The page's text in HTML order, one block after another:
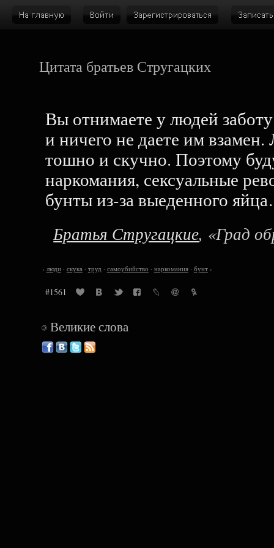
Цитата братьев Стругацких
Вы отнимаете у людей
и ничего не даете им
тошно и скучно. Поэтому
наркомания, сексуальные
бунты из-за выеденного
Братья Стругацкие, «Град
‹ люди· скука· труд · самоубийство · наркомания· бунт›
#1561
©Великие слова